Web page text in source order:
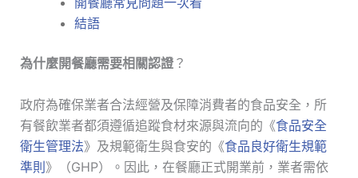
結語
為什麼開餐廳需要相關認證？
政府為確保業者合法經營及保障消費者的食品安全，所
有餐飲業者都須遵循追蹤食材來源與流向的《食品安全
衛生管理法》及規範衛生與食安的《食品良好衛生規範
準則》（GHP）。因此，在餐廳正式開業前，業者需依